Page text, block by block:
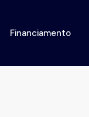
Financiamento